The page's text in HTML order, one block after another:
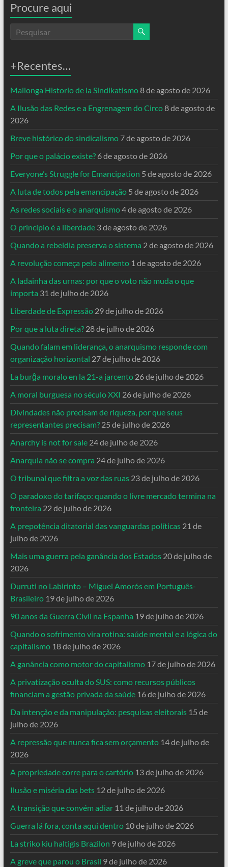
Procure aqui
+Recentes…
Mallonga Historio de la Sindikatismo8 de agosto de 2026
A Ilusão das Redes e a Engrenagem do Circo8 de agosto de
2026
Breve histórico do sindicalismo 7 de agosto de 2026
Por que o palácio existe? 6 de agosto de 2026
Everyone’s Struggle for Emancipation 5 de agosto de 2026
A luta de todos pela emancipação 5 de agosto de 2026
As redes sociais e o anarquismo4 de agosto de 2026
O princípio é a liberdade 3 de agosto de 2026
Quando a rebeldia preserva o sistema 2 de agosto de 2026
A revolução começa pelo alimento 1 de agosto de 2026
A ladainha das urnas: por que o voto não muda o que
importa 31 de julho de 2026
Liberdade de Expressão 29 de julho de 2026
Por que a luta direta? 28 de julho de 2026
Quando falam em liderança, o anarquismo responde com
organização horizontal 27 de julho de 2026
La burĝa moralo en la 21-a jarcento 26 de julho de 2026
A moral burguesa no século XXI 26 de julho de 2026
Divindades não precisam de riqueza, por que seus
representantes precisam? 25 de julho de 2026
Anarchy is not for sale 24 de julho de 2026
Anarquia não se compra 24 de julho de 2026
O tribunal que filtra a voz das ruas 23 de julho de 2026
O paradoxo do tarifaço: quando o livre mercado termina na
fronteira 22 de julho de 2026
A prepotência ditatorial das vanguardas políticas 21 de
julho de 2026
Mais uma guerra pela ganância dos Estados 20 de julho de
2026
Durruti no Labirinto – Miguel Amorós em Português-
Brasileiro 19 de julho de 2026
90 anos da Guerra Civil na Espanha 19 de julho de 2026
Quando o sofrimento vira rotina: saúde mental e a lógica do
capitalismo 18 de julho de 2026
A ganância como motor do capitalismo 17 de julho de 2026
A privatização oculta do SUS: como recursos públicos
financiam a gestão privada da saúde 16 de julho de 2026
Da intenção e da manipulação: pesquisas eleitorais 15 de
julho de 2026
A repressão que nunca fica sem orçamento 14 de julho de
2026
A propriedade corre para o cartório 13 de julho de 2026
Ilusão e miséria das bets 12 de julho de 2026
A transição que convém adiar 11 de julho de 2026
Guerra lá fora, conta aqui dentro 10 de julho de 2026
La striko kiu haltigis Brazilon 9 de julho de 2026
A greve que parou o Brasil 9 de julho de 2026